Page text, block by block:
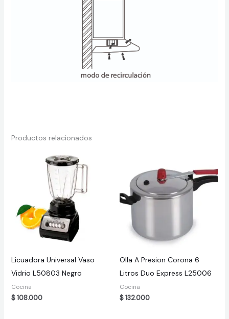
Productos relacionados
Licuadora Universal Vaso
Vidrio L50803 Negro
Cocina
$108.000
Olla A Presion Corona 6
Litros Duo Express L25006
Cocina
$132.000